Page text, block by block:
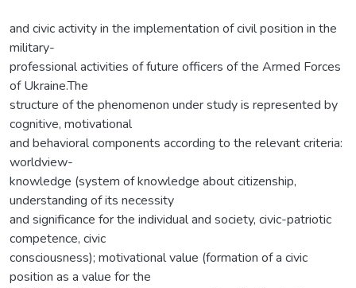
and civic activity in the implementation of civil position in the
military-
professional activities of future officers of the Armed Forces
of Ukraine.The
structure of the phenomenon under study is represented by
cognitive, motivational
and behavioral components according to the relevant criteria:
worldview-
knowledge (system of knowledge about citizenship,
understanding of its necessity
and significance for the individual and society, civic-patriotic
competence, civic
consciousness); motivational value (formation of a civic
position as a value for the